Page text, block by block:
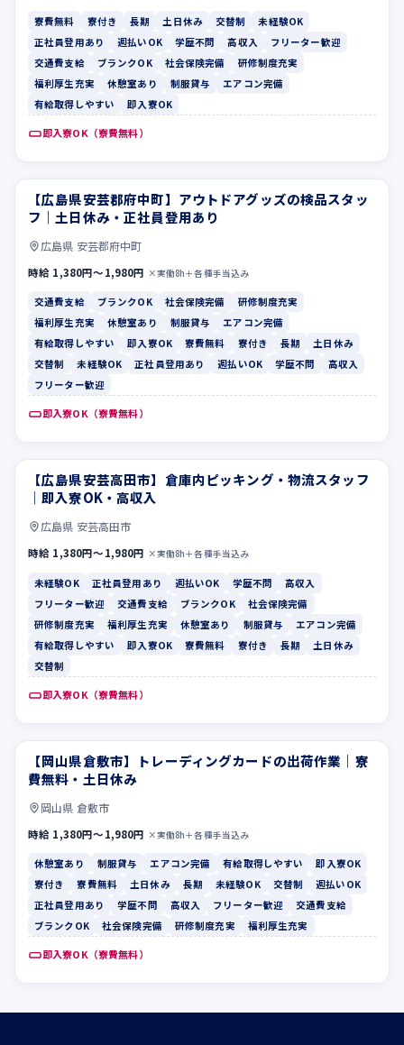
寮費無料 寮付き 長期 土日休み 交替制
未経験OK
正社員登用あり
週払いOK 学歴不問 高収入
フリーター歓迎
交通費支給
ブランクOK 社会保険完備
研修制度充実
福利厚生充実
休憩室あり 制服貸与
エアコン完備
有給取得しやすい
即入寮OK
即入寮OK（寮費無料）
交通費支給 ブランクOK
【広島県安芸郡府中町】アウトドアグッズの検品スタッ
フ｜土日休み・正社員登用あり
広島県 安芸郡府中町
時給 1,380円〜1,980円 ×実働8h＋各種手当込み
交通費支給 ブランクOK 社会保険完備
研修制度充実
福利厚生充実
休憩室あり 制服貸与
エアコン完備
有給取得しやすい
即入寮OK 寮費無料 寮付き 長期
土日休み
交替制
未経験OK 正社員登用あり 週払いOK 学歴不問
高収入
フリーター歓迎
即入寮OK（寮費無料）
未経験OK 正社員登用あり
【広島県安芸高田市】倉庫内ピッキング・物流スタッフ
｜即入寮OK・高収入
広島県 安芸高田市
時給 1,380円〜1,980円 ×実働8h＋各種手当込み
未経験OK 正社員登用あり 週払いOK 学歴不問
高収入
フリーター歓迎
交通費支給 ブランクOK
社会保険完備
研修制度充実
福利厚生充実 休憩室あり 制服貸与
エアコン完備
有給取得しやすい
即入寮OK 寮費無料 寮付き 長期
土日休み
交替制
即入寮OK（寮費無料）
休憩室あり 制服貸与
【岡山県倉敷市】トレーディングカードの出荷作業｜寮
費無料・土日休み
岡山県 倉敷市
時給 1,380円〜1,980円 ×実働8h＋各種手当込み
休憩室あり 制服貸与 エアコン完備 有給取得しやすい
即入寮OK
寮付き
寮費無料 土日休み 長期 未経験OK 交替制
週払いOK
正社員登用あり
学歴不問 高収入 フリーター歓迎
交通費支給
ブランクOK
社会保険完備 研修制度充実 福利厚生充実
即入寮OK（寮費無料）